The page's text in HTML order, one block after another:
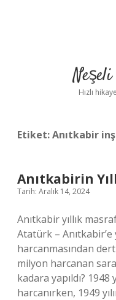
Hızlı
Etiket:Anıtkabir
Anıtkabirin
Tarih: Aralık 14, 2024
Anıtkabir yıllık
Atatürk – Anıtkabir’e
harcanmasından
milyon harcanan
kadara yapıldı? 1948
harcanırken, 1949